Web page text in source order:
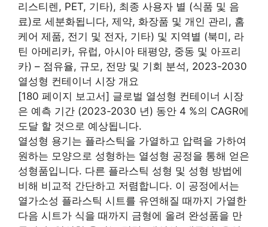
리스티렌, PET, 기타), 최종 사용자 별 (식품 및 음
료)로 세분화됩니다, 제약, 화장품 및 개인 관리, 홈
케어 제품, 전기 및 전자, 기타) 및 지역별 (북미, 라
틴 아메리카, 유럽, 아시아 태평양, 중동 및 아프리
카) – 점유율, 규모, 전망 및 기회 분석, 2023-2030
열성형 컨테이너 시장 개요
[180 페이지 보고서] 글로벌 열성형 컨테이너 시장
은 예측 기간 (2023-2030 년) 동안 4 %의 CAGR에
도달 할 것으로 예상됩니다.
열성형 용기는 플라스틱을 가열하고 압력을 가하여
원하는 모양으로 성형하는 열성형 공정을 통해 얻은
성형품입니다. 다른 플라스틱 성형 및 성형 방법에
비해 비교적 간단하고 저렴합니다. 이 공정에서는
열가소성 플라스틱 시트를 유연해질 때까지 가열한
다음 시트가 식을 때까지 금형에 올려 완성품을 만